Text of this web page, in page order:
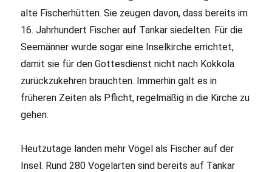
alte Fischerhütten. Sie zeugen davon, dass bereits im
16. Jahrhundert Fischer auf Tankar siedelten. Für die
Seemänner wurde sogar eine Inselkirche errichtet,
damit sie für den Gottesdienst nicht nach Kokkola
zurückzukehren brauchten. Immerhin galt es in
früheren Zeiten als Pflicht, regelmäßig in die Kirche zu
gehen.
Heutzutage landen mehr Vögel als Fischer auf der
Insel. Rund 280 Vogelarten sind bereits auf Tankar